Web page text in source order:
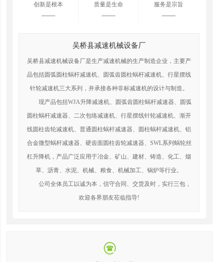
创新是根本 质量是生命 服务是宗旨
吴桥县减速机械设备厂
吴桥县减速机械设备厂是生产减速机械的生产制造企业，主要产
品包括圆弧圆柱蜗杆减速机、圆弧齿圆柱蜗杆减速机、行星摆线
针轮减速机三大系列，并承接各种非标减速机的设计与制造。
现产品包括WJA升降减速机、圆弧齿圆柱蜗杆减速器、圆弧
圆柱蜗杆减速器、二次包络减速机、行星摆线针轮减速机、渐开
线圆柱齿轮减速机、普通圆柱蜗杆减速器、圆柱蜗杆减速机、铝
合金微型蜗杆减速器、硬齿面圆柱齿轮减速器、SWL系列蜗轮丝
杠升降机，产品广泛应用于冶金、矿山、建材、铸造、化工、烟
草、沥青、水泥、机械、粮食、机械加工、锅炉等行业。
公司全体员工以诚为本，信守合同、交货及时，实行三包，
欢迎各界朋友莅临指导!